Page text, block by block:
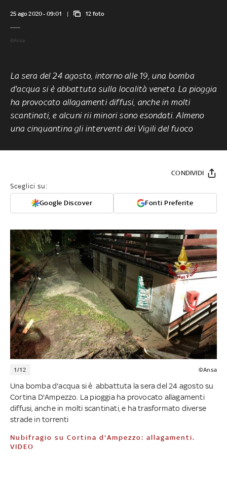
25 ago 2020 - 09:01 12 foto
©Ansa
La sera del 24 agosto, intorno alle 19, una bomba
d'acqua si è abbattuta sulla località veneta. La pioggia
ha provocato allagamenti diffusi, anche in molti
scantinati, e alcuni rii minori sono esondati. Almeno
una cinquantina gli interventi dei Vigili del fuoco
Sceglici su:
Google Discover Fonti Preferite
CONDIVIDI
1/12 ©Ansa
Una bomba d'acqua si è abbattuta la sera del 24 agosto su
Cortina D'Ampezzo. La pioggia ha provocato allagamenti
diffusi, anche in molti scantinati, e ha trasformato diverse
strade in torrenti
Nubifragio su Cortina d'Ampezzo: allagamenti.
VIDEO